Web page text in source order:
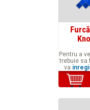
Pentru a
trebuie sa
va